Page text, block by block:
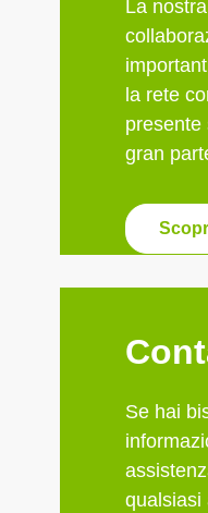
La
la rete
presente
gran
Se hai
qualsiasi